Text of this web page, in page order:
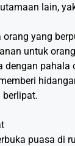
lain,
yang
untuk
dengan pahala
berlipat.
puasa di